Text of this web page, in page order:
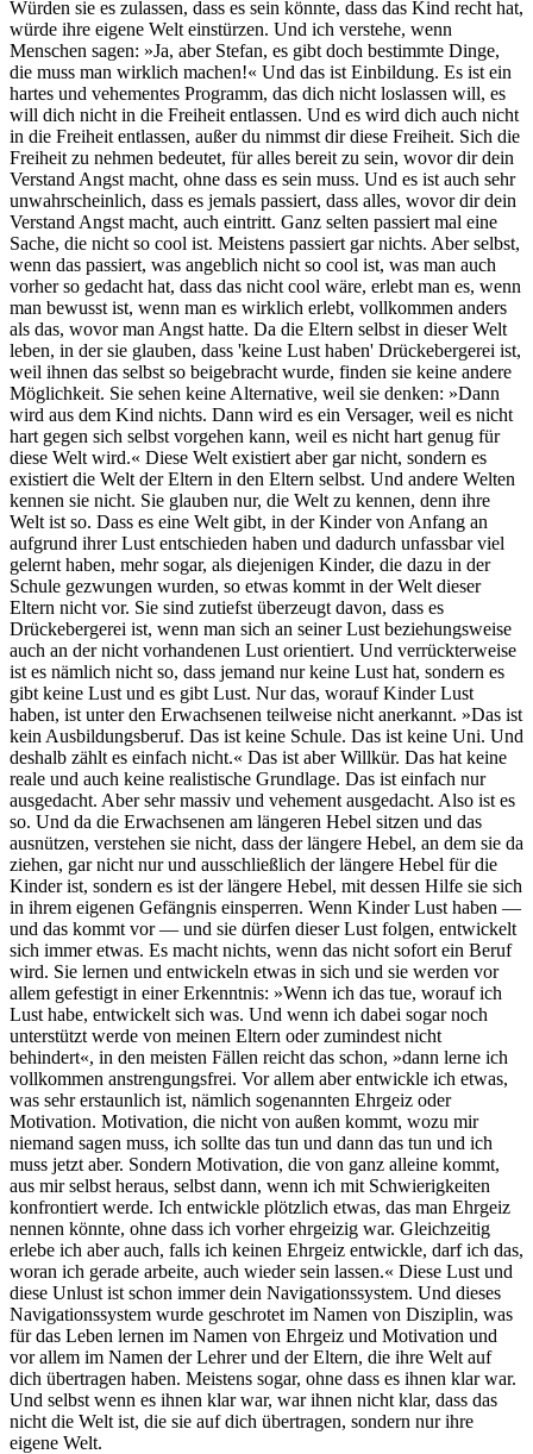
Würden sie es zulassen, dass es sein könnte, dass das Kind recht hat,
würde ihre eigene Welt einstürzen. Und ich verstehe, wenn
Menschen sagen: »Ja, aber Stefan, es gibt doch bestimmte Dinge,
die muss man wirklich machen!« Und das ist Einbildung. Es ist ein
hartes und vehementes Programm, das dich nicht loslassen will, es
will dich nicht in die Freiheit entlassen. Und es wird dich auch nicht
in die Freiheit entlassen, außer du nimmst dir diese Freiheit. Sich die
Freiheit zu nehmen bedeutet, für alles bereit zu sein, wovor dir dein
Verstand Angst macht, ohne dass es sein muss. Und es ist auch sehr
unwahrscheinlich, dass es jemals passiert, dass alles, wovor dir dein
Verstand Angst macht, auch eintritt. Ganz selten passiert mal eine
Sache, die nicht so cool ist. Meistens passiert gar nichts. Aber selbst,
wenn das passiert, was angeblich nicht so cool ist, was man auch
vorher so gedacht hat, dass das nicht cool wäre, erlebt man es, wenn
man bewusst ist, wenn man es wirklich erlebt, vollkommen anders
als das, wovor man Angst hatte. Da die Eltern selbst in dieser Welt
leben, in der sie glauben, dass 'keine Lust haben' Drückebergerei ist,
weil ihnen das selbst so beigebracht wurde, finden sie keine andere
Möglichkeit. Sie sehen keine Alternative, weil sie denken: »Dann
wird aus dem Kind nichts. Dann wird es ein Versager, weil es nicht
hart gegen sich selbst vorgehen kann, weil es nicht hart genug für
diese Welt wird.« Diese Welt existiert aber gar nicht, sondern es
existiert die Welt der Eltern in den Eltern selbst. Und andere Welten
kennen sie nicht. Sie glauben nur, die Welt zu kennen, denn ihre
Welt ist so. Dass es eine Welt gibt, in der Kinder von Anfang an
aufgrund ihrer Lust entschieden haben und dadurch unfassbar viel
gelernt haben, mehr sogar, als diejenigen Kinder, die dazu in der
Schule gezwungen wurden, so etwas kommt in der Welt dieser
Eltern nicht vor. Sie sind zutiefst überzeugt davon, dass es
Drückebergerei ist, wenn man sich an seiner Lust beziehungsweise
auch an der nicht vorhandenen Lust orientiert. Und verrückterweise
ist es nämlich nicht so, dass jemand nur keine Lust hat, sondern es
gibt keine Lust und es gibt Lust. Nur das, worauf Kinder Lust
haben, ist unter den Erwachsenen teilweise nicht anerkannt. »Das ist
kein Ausbildungsberuf. Das ist keine Schule. Das ist keine Uni. Und
deshalb zählt es einfach nicht.« Das ist aber Willkür. Das hat keine
reale und auch keine realistische Grundlage. Das ist einfach nur
ausgedacht. Aber sehr massiv und vehement ausgedacht. Also ist es
so. Und da die Erwachsenen am längeren Hebel sitzen und das
ausnützen, verstehen sie nicht, dass der längere Hebel, an dem sie da
ziehen, gar nicht nur und ausschließlich der längere Hebel für die
Kinder ist, sondern es ist der längere Hebel, mit dessen Hilfe sie sich
in ihrem eigenen Gefängnis einsperren. Wenn Kinder Lust haben —
und das kommt vor — und sie dürfen dieser Lust folgen, entwickelt
sich immer etwas. Es macht nichts, wenn das nicht sofort ein Beruf
wird. Sie lernen und entwickeln etwas in sich und sie werden vor
allem gefestigt in einer Erkenntnis: »Wenn ich das tue, worauf ich
Lust habe, entwickelt sich was. Und wenn ich dabei sogar noch
unterstützt werde von meinen Eltern oder zumindest nicht
behindert«, in den meisten Fällen reicht das schon, »dann lerne ich
vollkommen anstrengungsfrei. Vor allem aber entwickle ich etwas,
was sehr erstaunlich ist, nämlich sogenannten Ehrgeiz oder
Motivation. Motivation, die nicht von außen kommt, wozu mir
niemand sagen muss, ich sollte das tun und dann das tun und ich
muss jetzt aber. Sondern Motivation, die von ganz alleine kommt,
aus mir selbst heraus, selbst dann, wenn ich mit Schwierigkeiten
konfrontiert werde. Ich entwickle plötzlich etwas, das man Ehrgeiz
nennen könnte, ohne dass ich vorher ehrgeizig war. Gleichzeitig
erlebe ich aber auch, falls ich keinen Ehrgeiz entwickle, darf ich das,
woran ich gerade arbeite, auch wieder sein lassen.« Diese Lust und
diese Unlust ist schon immer dein Navigationssystem. Und dieses
Navigationssystem wurde geschrotet im Namen von Disziplin, was
für das Leben lernen im Namen von Ehrgeiz und Motivation und
vor allem im Namen der Lehrer und der Eltern, die ihre Welt auf
dich übertragen haben. Meistens sogar, ohne dass es ihnen klar war.
Und selbst wenn es ihnen klar war, war ihnen nicht klar, dass das
nicht die Welt ist, die sie auf dich übertragen, sondern nur ihre
eigene Welt.